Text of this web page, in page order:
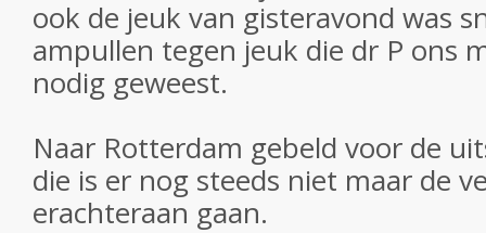
ook de jeuk van gisteravond was
ampullen tegen jeuk die dr P ons
nodig geweest.
Naar Rotterdam gebeld voor de
die is er nog steeds niet maar de
erachteraan gaan.